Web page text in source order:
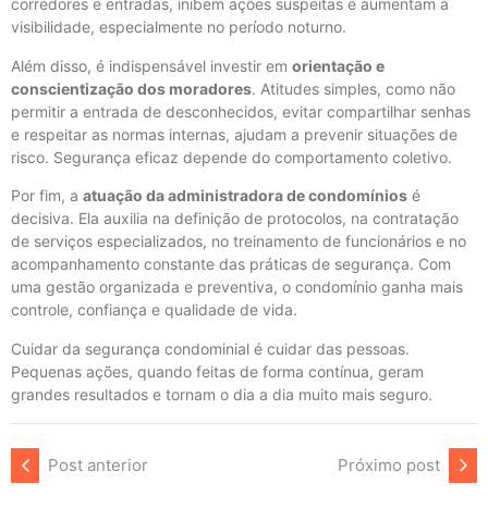
corredores e entradas, inibem ações suspeitas e aumentam a
visibilidade, especialmente no período noturno.
Além disso, é indispensável investir em orientação e
conscientização dos moradores. Atitudes simples, como não
permitir a entrada de desconhecidos, evitar compartilhar senhas
e respeitar as normas internas, ajudam a prevenir situações de
risco. Segurança eficaz depende do comportamento coletivo.
Por fim, a atuação da administradora de condomínios é
decisiva. Ela auxilia na definição de protocolos, na contratação
de serviços especializados, no treinamento de funcionários e no
acompanhamento constante das práticas de segurança. Com
uma gestão organizada e preventiva, o condomínio ganha mais
controle, confiança e qualidade de vida.
Cuidar da segurança condominial é cuidar das pessoas.
Pequenas ações, quando feitas de forma contínua, geram
grandes resultados e tornam o dia a dia muito mais seguro.
Post anterior Próximo post